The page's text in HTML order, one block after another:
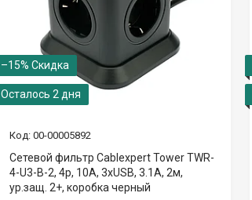
–15%
Осталось 2 дня
00-00005892
Сетевой фильтр Cablexpert Tower TWR-
4-U3-B-2, 4р, 10А, 3xUSB, 3.1А, 2м,
ур.защ. 2+, коробка черный